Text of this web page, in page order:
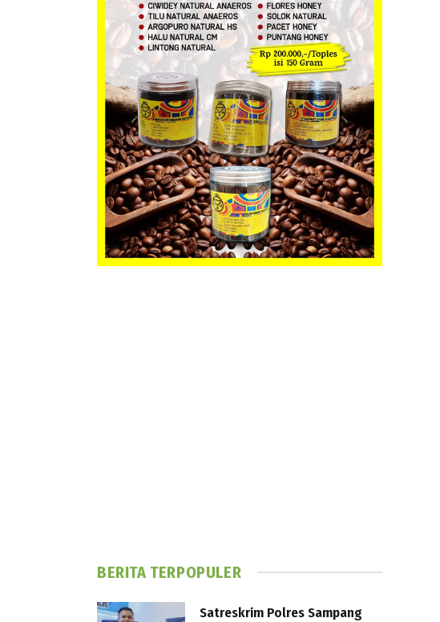
BERITA TERPOPULER
Satreskrim Polres Sampang